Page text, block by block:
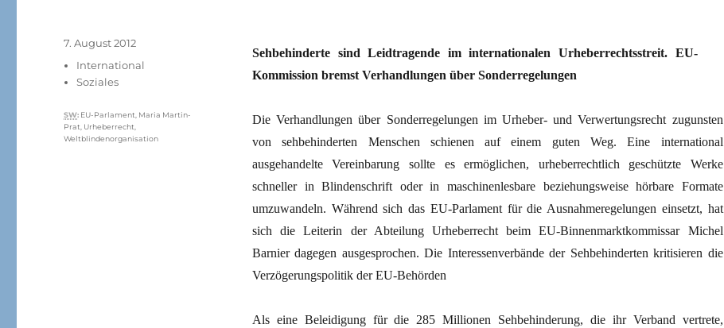
Sehbehinderte sind Leidtragende im internationalen Urheberrechtsstreit. EU-
Kommission bremst Verhandlungen über Sonderregelungen
Die Verhandlungen über Sonderregelungen im Urheber- und Verwertungsrecht zugunsten
von sehbehinderten Menschen schienen auf einem guten Weg. Eine international
ausgehandelte Vereinbarung sollte es ermöglichen, urheberrechtlich geschützte Werke
schneller in Blindenschrift oder in maschinenlesbare beziehungsweise hörbare Formate
umzuwandeln. Während sich das EU-Parlament für die Ausnahmeregelungen einsetzt, hat
sich die Leiterin der Abteilung Urheberrecht beim EU-Binnenmarktkommissar Michel
Barnier dagegen ausgesprochen. Die Interessenverbände der Sehbehinderten kritisieren die
Verzögerungspolitik der EU-Behörden
Als eine Beleidigung für die 285 Millionen Sehbehinderung, die ihr Verband vertrete,
Veröffentlicht
7. August 2012
Kategorien
International
Soziales
Schlagwörter
SW: EU-Parlament Maria Martin-
Prat Urheberrecht
Weltblindenorganisation